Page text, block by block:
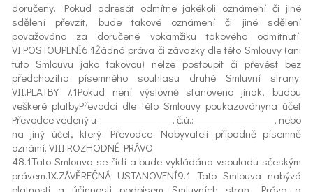
doručeny. Pokud adresát odmítne jakékoli oznámení či jiné
sdělení převzít, bude takové oznámení či jiné sdělení
považováno za doručené vokamžiku takového odmítnutí.
VI.POSTOUPENÍ6.1Žádná práva či závazky dle této Smlouvy (ani
tuto Smlouvu jako takovou) nelze postoupit či převést bez
předchozího písemného souhlasu druhé Smluvní strany.
VII.PLATBY 7.1Pokud není výslovně stanoveno jinak, budou
veškeré platbyPřevodci dle této Smlouvy poukazoványna účet
Převodce vedený u _______________, č.ú.: ________________, nebo
na jiný účet, který Převodce Nabyvateli případně písemně
oznámí. VIII.ROZHODNÉ PRÁVO
48.1Tato Smlouva se řídí a bude vykládána vsouladu sčeským
právem.IX.ZÁVĚREČNÁ USTANOVENÍ9.1 Tato Smlouva nabývá